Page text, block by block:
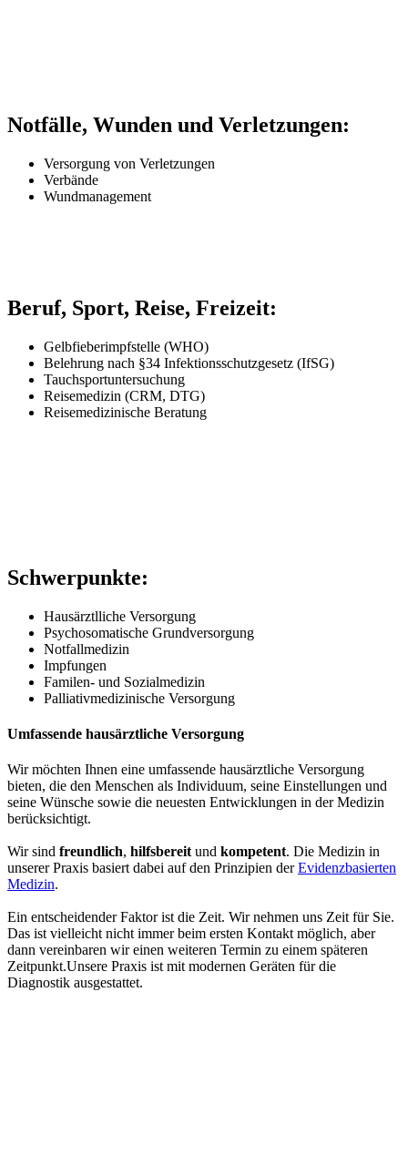
Notfälle, Wunden und Verletzungen:
Versorgung von Verletzungen
Verbände
Wundmanagement
Beruf, Sport, Reise, Freizeit:
Gelbfieberimpfstelle (WHO)
Belehrung nach §34 Infektionsschutzgesetz (IfSG)
Tauchsportuntersuchung
Reisemedizin (CRM, DTG)
Reisemedizinische Beratung
Schwerpunkte:
Hausärztlliche Versorgung
Psychosomatische Grundversorgung
Notfallmedizin
Impfungen
Familen- und Sozialmedizin
Palliativmedizinische Versorgung
Umfassende hausärztliche Versorgung
Wir möchten Ihnen eine umfassende hausärztliche Versorgung
bieten, die den Menschen als Individuum, seine Einstellungen und
seine Wünsche sowie die neuesten Entwicklungen in der Medizin
berücksichtigt.
Wir sind freundlich, hilfsbereitund kompetent. Die Medizin in
unserer Praxis basiert dabei auf den Prinzipien derEvidenzbasierten
Medizin.
Ein entscheidender Faktor ist die Zeit. Wir nehmen uns Zeit für Sie.
Das ist vielleicht nicht immer beim ersten Kontakt möglich, aber
dann vereinbaren wir einen weiteren Termin zu einem späteren
Zeitpunkt.Unsere Praxis ist mit modernen Geräten für die
Diagnostik ausgestattet.